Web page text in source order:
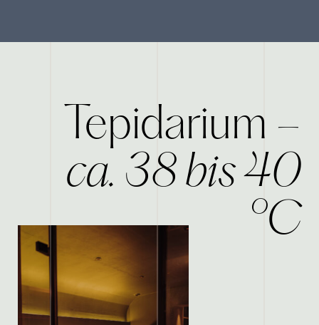
Tepidarium –
ca. 38 bis 40
°C